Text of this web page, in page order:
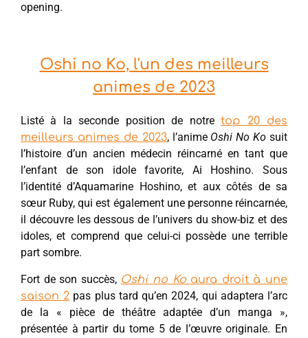
opening.
Oshi no Ko, l'un des meilleurs
animes de 2023
Listé à la seconde position de notretop 20 des
meilleurs animes de 2023, l’animeOshi No Ko suit
l’histoire d’un ancien médecin réincarné en tant que
l’enfant de son idole favorite, Ai Hoshino. Sous
l’identité d’Aquamarine Hoshino, et aux côtés de sa
sœur Ruby, qui est également une personne réincarnée,
il découvre les dessous de l’univers du show-biz et des
idoles, et comprend que celui-ci possède une terrible
part sombre.
Fort de son succès, Oshi no Koaura droit à une
saison 2 pas plus tard qu’en 2024, qui adaptera l’arc
de la « pièce de théâtre adaptée d’un manga »,
présentée à partir du tome 5 de l’œuvre originale. En